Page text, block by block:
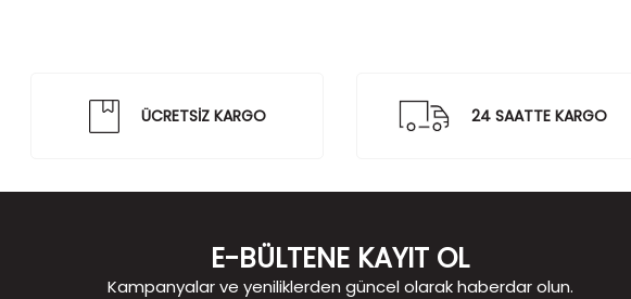
ÜCRETSİZ KARGO 24 SAATTE KARGO
E-BÜLTENE KAYIT OL
Kampanyalar ve yeniliklerden güncel olarak haberdar olun.